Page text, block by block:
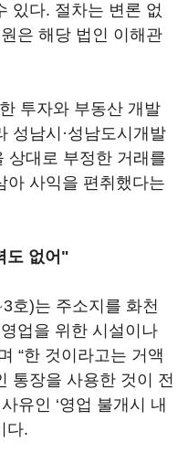
있다. 절차는 변론 없
은 해당 법인 이해관
투자와 부동산 개발
성남시·성남도시개발
상대로 부정한 거래를
아 사익을 편취했다는
도 없어"
호)는 주소지를 화천
업을 위한 시설이나
“한 것이라고는 거액
통장을 사용한 것이 전
유인 ‘영업 불개시 내
다.